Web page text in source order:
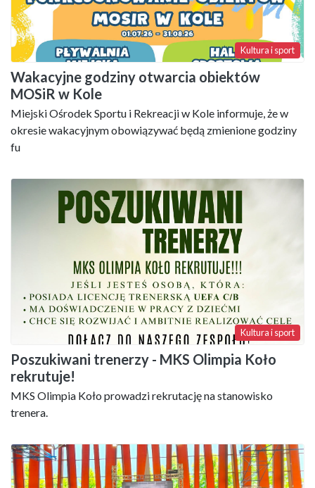
Kultura i sport
Wakacyjne godziny otwarcia obiektów
MOSiR w Kole
Miejski Ośrodek Sportu i Rekreacji w Kole informuje, że w
okresie wakacyjnym obowiązywać będą zmienione godziny
fu
Kultura i sport
Poszukiwani trenerzy - MKS Olimpia Koło
rekrutuje!
MKS Olimpia Koło prowadzi rekrutację na stanowisko
trenera.